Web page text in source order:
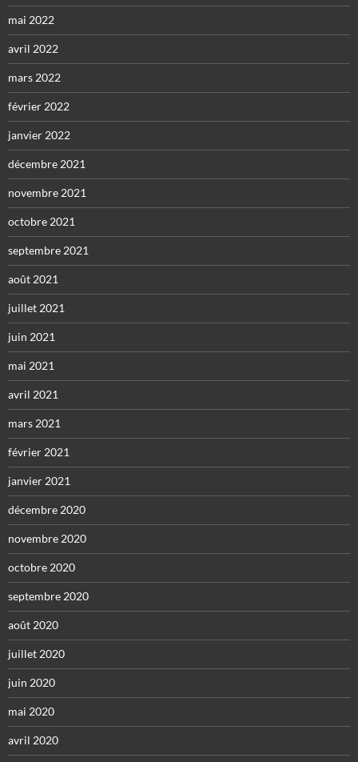
mai 2022
avril 2022
mars 2022
février 2022
janvier 2022
décembre 2021
novembre 2021
octobre 2021
septembre 2021
août 2021
juillet 2021
juin 2021
mai 2021
avril 2021
mars 2021
février 2021
janvier 2021
décembre 2020
novembre 2020
octobre 2020
septembre 2020
août 2020
juillet 2020
juin 2020
mai 2020
avril 2020